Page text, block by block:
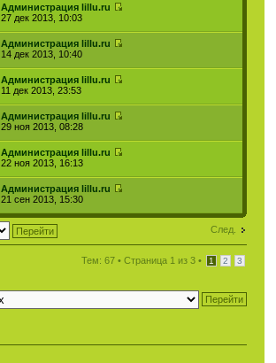
Администрация lillu.ru
27 дек 2013, 10:03
Администрация lillu.ru
14 дек 2013, 10:40
Администрация lillu.ru
11 дек 2013, 23:53
Администрация lillu.ru
29 ноя 2013, 08:28
Администрация lillu.ru
22 ноя 2013, 16:13
Администрация lillu.ru
21 сен 2013, 15:30
След.
Тем: 67 • Страница 1 из 3 • 1 2 3